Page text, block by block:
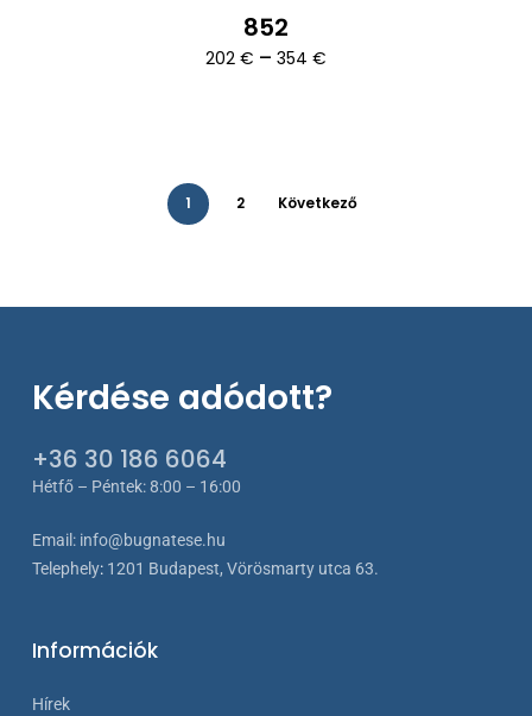
852
202 € – 354 €Ártartomány:
1 2 Következő
Kérdése adódott?
+36 30 186 6064
Hétfő – Péntek: 8:00 – 16:00
Email: info@bugnatese.hu
Telephely: 1201 Budapest, Vörösmarty utca 63.
Információk
Hírek